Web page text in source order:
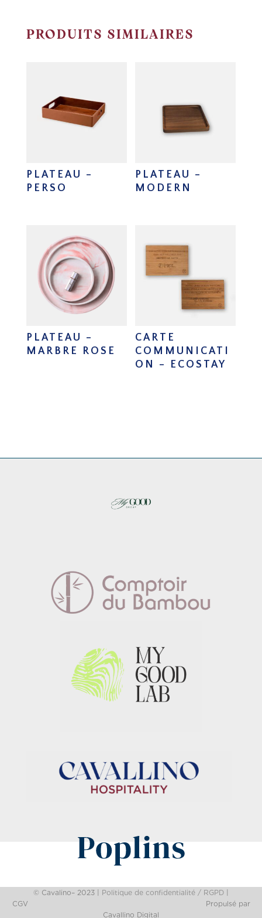
PRODUITS SIMILAIRES
PLATEAU –
PERSO
PLATEAU –
MODERN
PLATEAU –
MARBRE ROSE
CARTE
COMMUNICATI
ON – ECOSTAY
© Cavalino– 2023 | Politique de confidentialité / RGPD
CGV Propulsé par
Cavallino Digital